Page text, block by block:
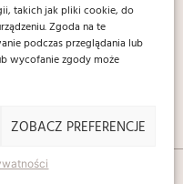
takich jak pliki cookie, do
Zgoda na te
podczas przeglądania lub
wycofanie zgody może
ZOBACZ PREFERENCJE